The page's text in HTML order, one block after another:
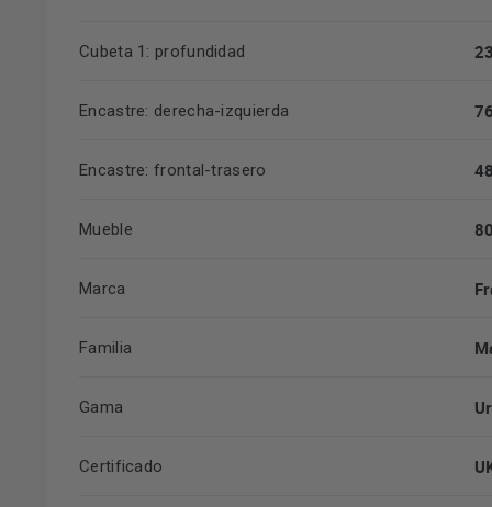
Cubeta 1: profundidad
Encastre: derecha-izquierda
Encastre: frontal-trasero
Mueble
Marca
Familia
Gama
Certificado